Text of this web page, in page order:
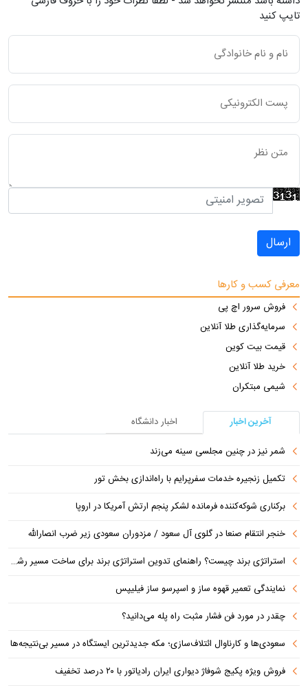
تایپ کنید
ارسال
معرفی کسب و کارها
فروش سرور اچ پی
سرمایه‌گذاری طلا آنلاین
قیمت بیت کوین
خرید طلا آنلاین
شیمی مبتکران
آخرین اخبار
اخبار دانشگاه
شمر نیز در چنین مجلسی سینه می‌زند
تکمیل زنجیره خدمات سفرپرایم با راه‌اندازی بخش تور
برکناری شوکه‌کننده فرمانده لشکر پنجم ارتش آمریکا در اروپا
خنجر انتقام صنعا در گلوی آل سعود / مزدوران سعودی زیر ضرب انصارالله
استراتژی برند چیست؟ راهنمای تدوین استراتژی برند برای ساخت مسیر رشد متمایز
نمایندگی تعمیر قهوه ساز و اسپرسو ساز فیلیپس
چقدر در مورد فن فشار مثبت راه پله می‌دانید؟
سعودی‌ها و کارناوال ائتلاف‌سازی؛ مکه جدیدترین ایستگاه در مسیر بی‌نتیجه‌ها
فروش ویژه پکیج شوفاژ دیواری ایران رادیاتور با ۲۰ درصد تخفیف